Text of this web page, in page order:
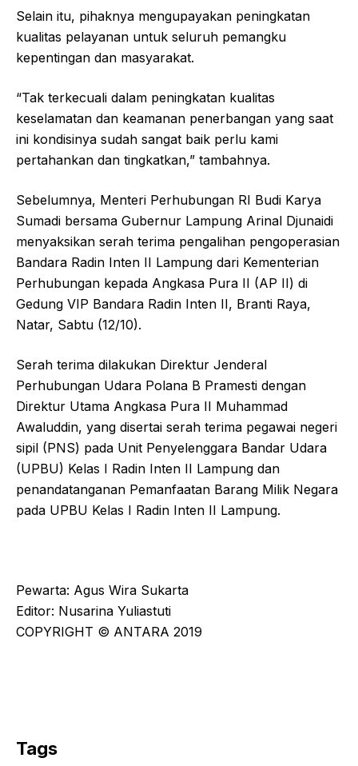
Selain itu, pihaknya mengupayakan peningkatan
kualitas pelayanan untuk seluruh pemangku
kepentingan dan masyarakat.
“Tak terkecuali dalam peningkatan kualitas
keselamatan dan keamanan penerbangan yang saat
ini kondisinya sudah sangat baik perlu kami
pertahankan dan tingkatkan,” tambahnya.
Sebelumnya, Menteri Perhubungan RI Budi Karya
Sumadi bersama Gubernur Lampung Arinal Djunaidi
menyaksikan serah terima pengalihan pengoperasian
Bandara Radin Inten II Lampung dari Kementerian
Perhubungan kepada Angkasa Pura II (AP II) di
Gedung VIP Bandara Radin Inten II, Branti Raya,
Natar, Sabtu (12/10).
Serah terima dilakukan Direktur Jenderal
Perhubungan Udara Polana B Pramesti dengan
Direktur Utama Angkasa Pura II Muhammad
Awaluddin, yang disertai serah terima pegawai negeri
sipil (PNS) pada Unit Penyelenggara Bandar Udara
(UPBU) Kelas I Radin Inten II Lampung dan
penandatanganan Pemanfaatan Barang Milik Negara
pada UPBU Kelas I Radin Inten II Lampung.
Pewarta: Agus Wira Sukarta
Editor: Nusarina Yuliastuti
COPYRIGHT © ANTARA 2019
Tags